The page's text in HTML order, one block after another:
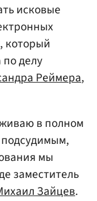
исковые
, который
делу
Реймера,
в полном
мы
заместитель
Зайцев.